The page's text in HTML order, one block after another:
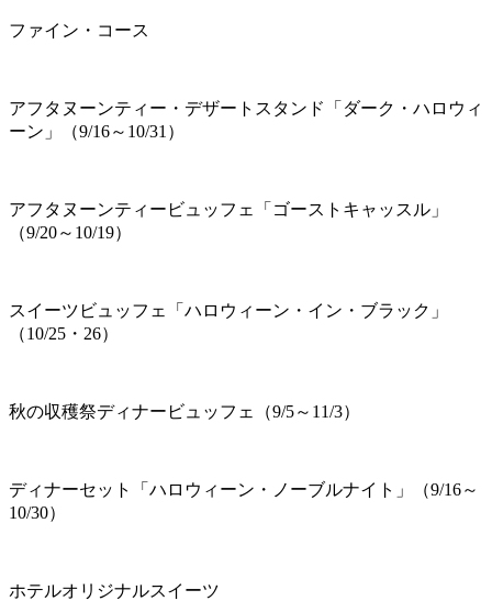
ファイン・コース
アフタヌーンティー・デザートスタンド「ダーク・ハロウィ
ーン」（9/16～10/31）
アフタヌーンティービュッフェ「ゴーストキャッスル」
（9/20～10/19）
スイーツビュッフェ「ハロウィーン・イン・ブラック」
（10/25・26）
秋の収穫祭ディナービュッフェ（9/5～11/3）
ディナーセット「ハロウィーン・ノーブルナイト」（9/16～
10/30）
ホテルオリジナルスイーツ